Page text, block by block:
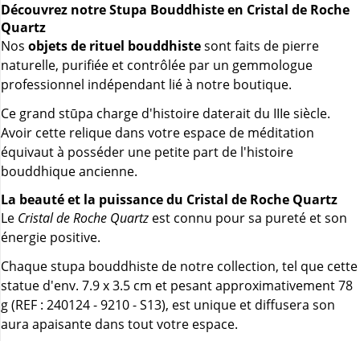
Découvrez notre Stupa Bouddhiste en Cristal de Roche
Quartz
Nos objets de rituel bouddhistesont faits de pierre
naturelle, purifiée et contrôlée par un gemmologue
professionnel indépendant lié à notre boutique.
Ce grand stūpa charge d'histoire daterait du IIIe siècle.
Avoir cette relique dans votre espace de méditation
équivaut à posséder une petite part de l'histoire
bouddhique ancienne.
La beauté et la puissance du Cristal de Roche Quartz
Le Cristal de Roche Quartz est connu pour sa pureté et son
énergie positive.
Chaque stupa bouddhiste de notre collection, tel que cette
statue d'env. 7.9 x 3.5 cm et pesant approximativement 78
g (REF : 240124 - 9210 - S13), est unique et diffusera son
aura apaisante dans tout votre espace.